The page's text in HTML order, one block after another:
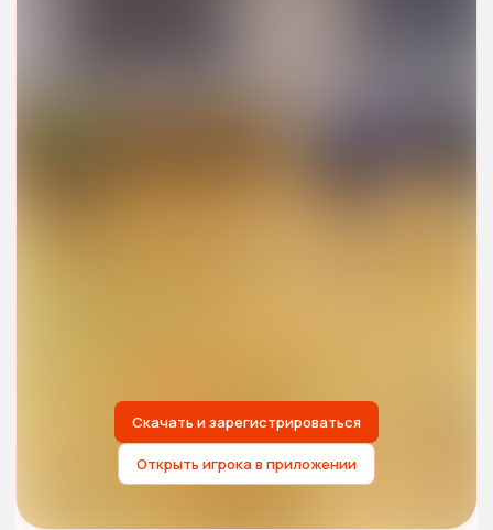
Скачать и зарегистрироваться
Открыть игрока в приложении